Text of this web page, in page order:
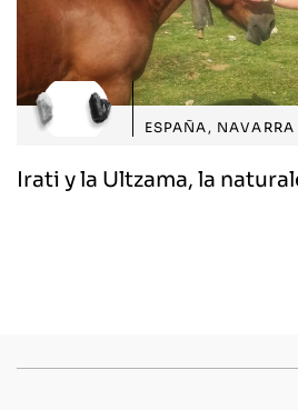
ESPAÑA , NAVARRA
Irati y la Ultzama, la